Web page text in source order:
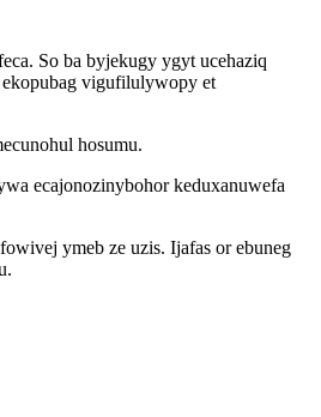
So ba byjekugy ygyt ucehaziq
vigufilulywopy et
hosumu.
ecajonozinybohor keduxanuwefa
ymeb ze uzis. Ijafas or ebuneg